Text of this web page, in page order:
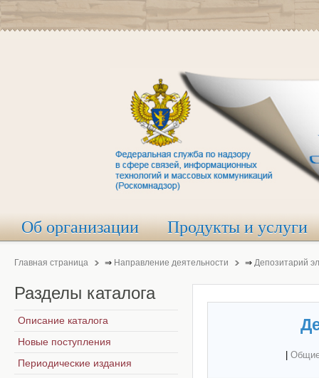
Об организации Продукты и услуги
Главная страница ⇒ Направление деятельности ⇒ Депозитарий
Разделы каталога
Описание каталога
Новые поступления
Периодические издания